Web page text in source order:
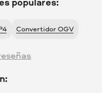
Convertidor OGV